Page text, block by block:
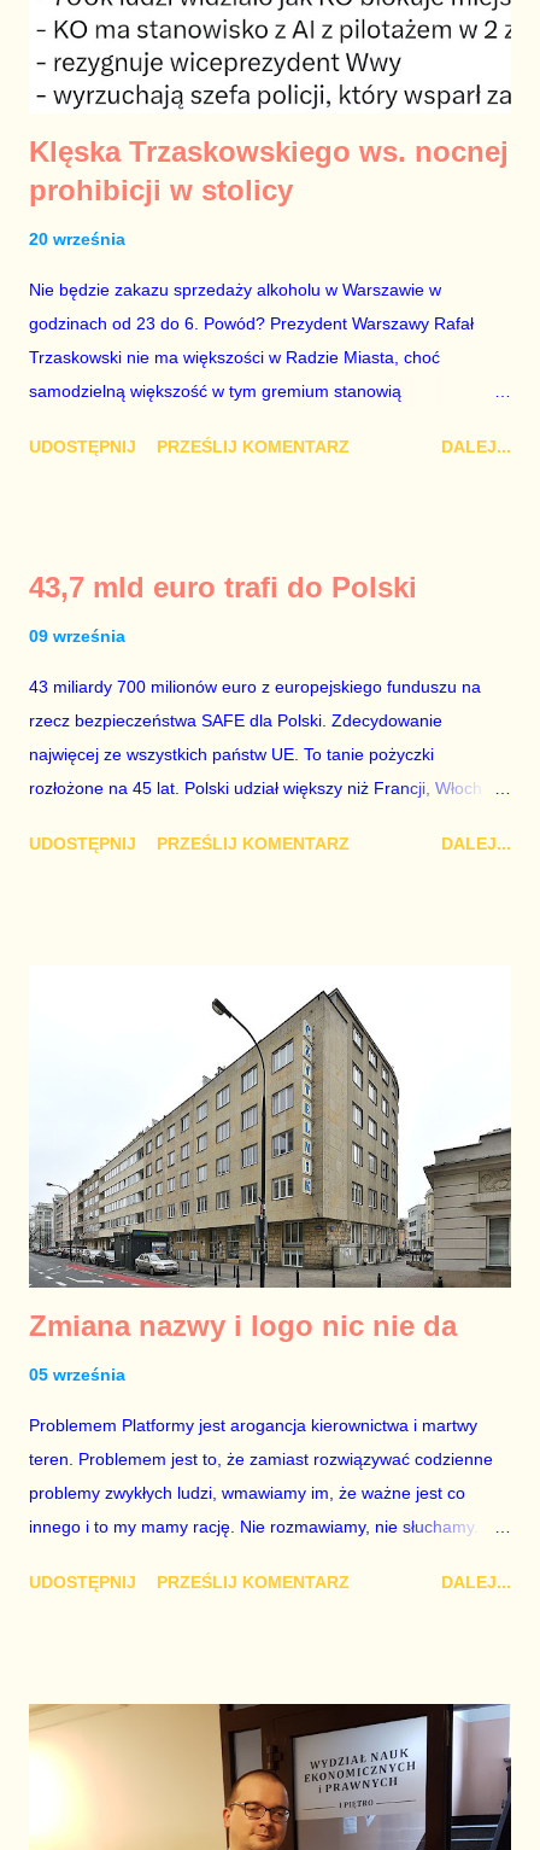
Klęska Trzaskowskiego ws. nocnej
prohibicji w stolicy
20 września
Nie będzie zakazu sprzedaży alkoholu w Warszawie w
godzinach od 23 do 6. Powód? Prezydent Warszawy Rafał
Trzaskowski nie ma większości w Radzie Miasta, choć
samodzielną większość w tym gremium stanowią
mieszkańców stolicy i sporej widowni ogólnopolskiej gospodarz
nocnej prohibicji w dwóch dzielnicach miasta, czyli fikcja i
fasada zamiast realnych działań i sensownych rozwiązań.
widać, nie dla gospodarza stolicy. Wizerunkowa katastrofa
Trzaskowskiego - także dlatego, że jak zwykle nie było go na
sesji. Radni blokujący obecność mieszkańców - też fatalne
zachowanie, nagonka na policję - dno. To, że warszawscy
radni słuchają Marcina Kierwińskiego, a nie Rafała
UDOSTĘPNIJ PRZEŚLIJ KOMENTARZ DALEJ...
43,7 mld euro trafi do Polski
09 września
43 miliardy 700 milionów euro z europejskiego funduszu na
rzecz bezpieczeństwa SAFE dla Polski. Zdecydowanie
najwięcej ze wszystkich państw UE. To tanie pożyczki
rozłożone na 45 lat. Polski udział większy niż Francji, Włoch i
UDOSTĘPNIJ
PRZEŚLIJ KOMENTARZ DALEJ...
Zmiana nazwy i logo nic nie da
05 września
Problemem Platformy jest arogancja kierownictwa i martwy
teren. Problemem jest to, że zamiast rozwiązywać codzienne
problemy zwykłych ludzi, wmawiamy im, że ważne jest co
innego i to my mamy rację. Nie rozmawiamy, nie słuchamy.
UDOSTĘPNIJ
PRZEŚLIJ KOMENTARZ DALEJ...